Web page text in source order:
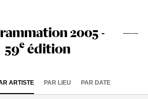
2005 -
59eédition
ARTISTE PAR LIEU PAR DATE